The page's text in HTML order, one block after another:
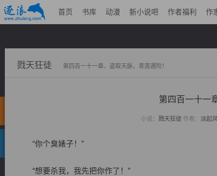
首页 书库 动漫 新小说吧 作者福利 作
戮天狂徒 第四百一十一章、盗取天脉，青莲遇险！
第四百一十一
小说： 戮天狂徒作者： 淡起
“你个臭婊子！”
“想要杀我，我先把你作了！”